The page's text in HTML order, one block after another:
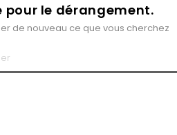
pour le dérangement.
de nouveau ce que vous cherchez